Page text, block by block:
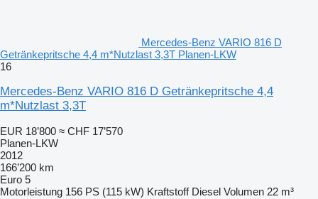
Mercedes-Benz VARIO 816 D
Getränkepritsche 4,4 m*Nutzlast 3,3T Planen-LKW
16
Mercedes-Benz VARIO 816 D Getränkepritsche 4,4
m*Nutzlast 3,3T
EUR 18’800 ≈ CHF 17’570
Planen-LKW
2012
166’200 km
Euro 5
Motorleistung 156 PS (115 kW) Kraftstoff Diesel Volumen 22 m³